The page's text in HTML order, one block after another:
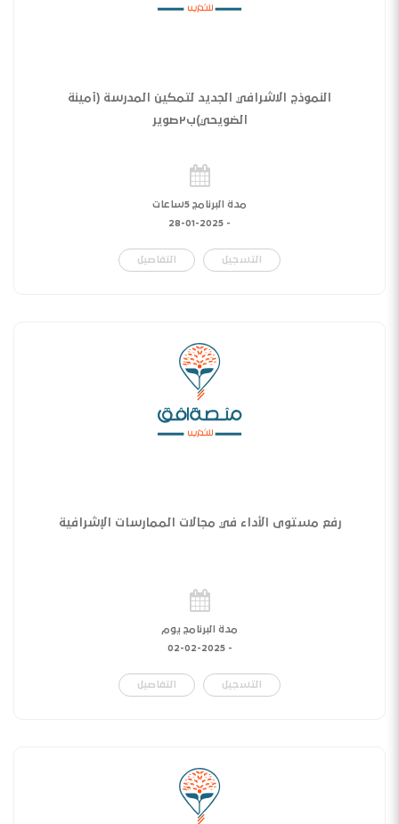
النموذج الاشرافي الجديد لتمكين المدرسة (أمينة
الضويحي)ب٢صوير
مدة البرنامج 5ساعات
-
28-01-2025
التسجيل التفاصيل
رفع مستوى الأداء في مجالات الممارسات الإشرافية
مدة البرنامج يوم
-
02-02-2025
التسجيل التفاصيل